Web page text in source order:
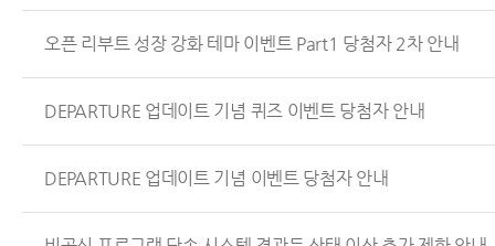
오픈 리부트 성장 강화 테마 이벤트 Part1 당첨자 2차 안내
DEPARTURE 업데이트 기념 퀴즈 이벤트 당첨자 안내
DEPARTURE 업데이트 기념 이벤트 당첨자 안내